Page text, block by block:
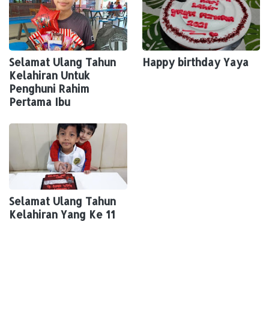
Selamat Ulang Tahun
Kelahiran Untuk
Penghuni Rahim
Pertama Ibu
Happy birthday Yaya
Selamat Ulang Tahun
Kelahiran Yang Ke 11